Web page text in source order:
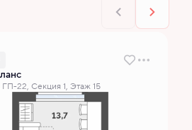
ГП-22, Секция 1, Этаж 15